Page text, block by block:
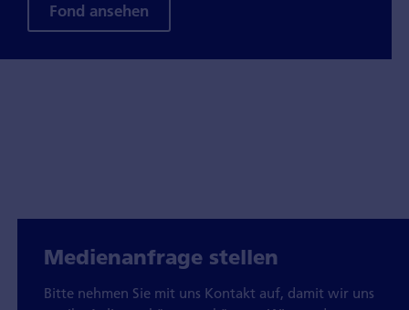
Fond ansehen
Medienanfrage stellen
Bitte nehmen Sie mit uns Kontakt auf, damit wir uns